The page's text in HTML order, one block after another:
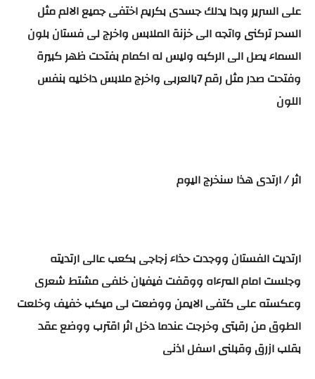
على السرير وبدا يدلك جسدى بكريم اختفى جميع الالم مثل
السحر تركنى واتجه الى خزنة الملابس واخرج لى فستان بلون
السماء يصل الى الركبه وليس له اكمام بفتحت ظهر كبيرة
وفتحت صدر مثل رقم 7بالعربى واخرج ملابس داخليه بنفس
اللون
اثر / ارتدى هذا سنخرج اليوم
ارتديت الفستان ووجدت حذاء زجاجى بكعب عالى ارتديته
وجلست امام المرءاه ووقفت فيفيان خلفى مشتط شعرى
وعكسته على كتفى الايمن ووضعت لى ميكب خفيف وخلعت
الطوق من رقبتى وخرجت عندما دخل اثر اقترب ووضع عقد
بقلب ازرق وقبلنى اسفل اذنى